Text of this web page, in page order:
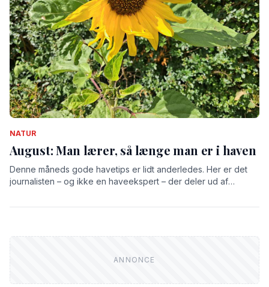
NATUR
August: Man lærer, så længe man er i haven
Denne måneds gode havetips er lidt anderledes. Her er det
journalisten – og ikke en haveekspert – der deler ud af
eller to.